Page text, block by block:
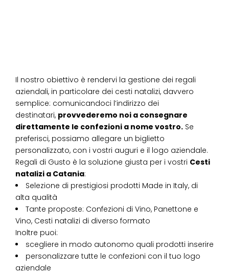
Il nostro obiettivo è rendervi la gestione dei regali
aziendali, in particolare dei cesti natalizi, davvero
semplice: comunicandoci l’indirizzo dei
destinatari, provvederemo noi a consegnare
direttamente le confezioni a nome vostro. Se
preferisci, possiamo allegare un biglietto
personalizzato, con i vostri auguri e il logo aziendale.
Regali di Gusto è la soluzione giusta per i vostri Cesti
natalizi a Catania:
Selezione di prestigiosi prodotti Made in Italy, di
alta qualità
Tante proposte: Confezioni di Vino, Panettone e
Vino, Cesti natalizi di diverso formato
Inoltre puoi:
scegliere in modo autonomo quali prodotti inserire
personalizzare tutte le confezioni con il tuo logo
aziendale